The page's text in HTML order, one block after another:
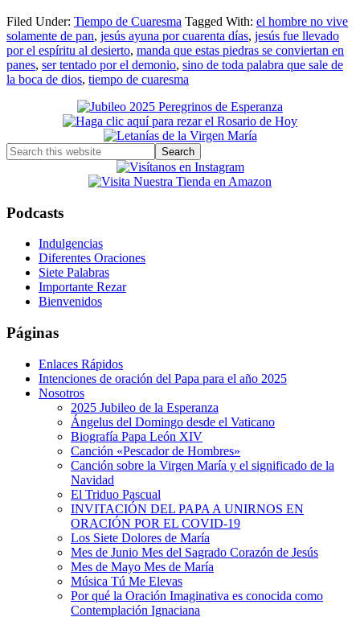
Filed Under: Tiempo de Cuaresma Tagged With: el hombre no vive
solamente de pan, jesús ayuna por cuarenta días, jesús fue llevado
por el espíritu al desierto, manda que estas piedras se conviertan en
panes, ser tentado por el demonio, sino de toda palabra que sale de
la boca de dios, tiempo de cuaresma
Primary
Sidebar
Search
this
Podcasts
Indulgencias
Diferentes Oraciones
Siete Palabras
Importante Rezar
Bienvenidos
Páginas
Enlaces Rápidos
Intenciones de oración del Papa para el año 2025
Nosotros
2025 Jubileo de la Esperanza
Ángelus del Domingo desde el Vaticano
Biografía Papa León XIV
Canción «Pescador de Hombres»
Canción sobre la Virgen María y el significado de la
Navidad
El Triduo Pascual
INVITACIÓN DEL PAPA A UNIRNOS EN
ORACIÓN POR EL COVID-19
Los Siete Dolores de María
Mes de Junio Mes del Sagrado Corazón de Jesús
Mes de Mayo Mes de María
Música Tú Me Elevas
Por qué la Oración Imaginativa es conocida como
Contemplación Ignaciana